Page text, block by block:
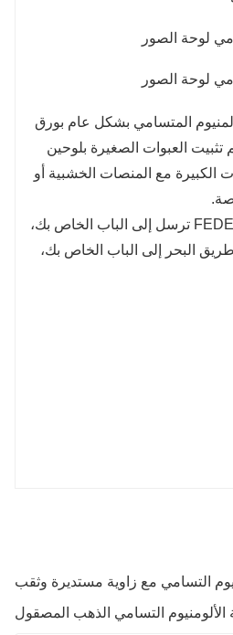
المتسامي بشكل عام بورق
العبوات الصغيرة بلوحين
الكبيرة مع المنصات الخشبية أو
عادة ما تستخدم FEDEX، UPS ترسل إلى الباب الخاص بك،
البحر إلى الباب الخاص بك،
التسامي مع زاوية مستديرة وثقب
الألومنيوم التسامي الذهب المصقول